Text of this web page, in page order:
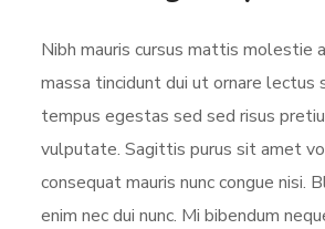
Nibh mauris cursus mattis molestie
massa tincidunt dui ut ornare lectus
tempus egestas sed sed risus
vulputate. Sagittis purus sit amet
consequat mauris nunc congue nisi.
enim nec dui nunc. Mi bibendum